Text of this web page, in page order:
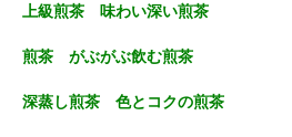
上級煎茶 味わい深い煎茶
煎茶 がぶがぶ飲む煎茶
深蒸し煎茶 色とコクの煎茶